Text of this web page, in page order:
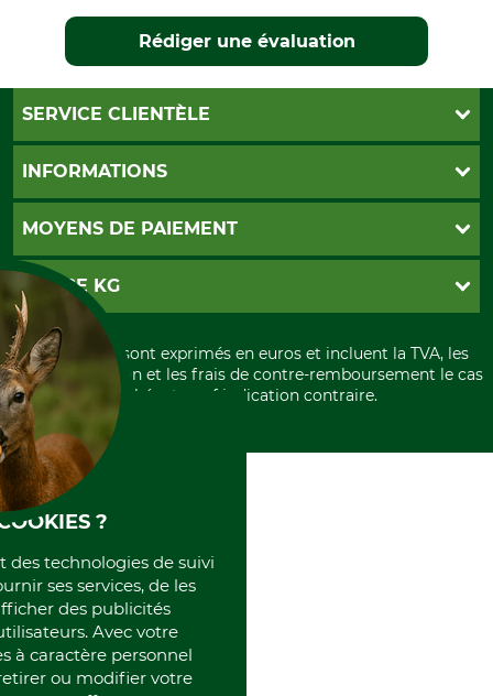
Rédiger une évaluation
SERVICE CLIENTÈLE
Foire aux questions
Paramètres des cookies
INFORMATIONS
CGV
Conditions d'annulation
Formulaire de rétraction
Politique de confidentialité
Élimination et environnement
Rétractation de votre commande
MOYENS DE PAIEMENT
PayPal
Carte de crédit
Paiement á l'avance
GRUBE KG
Histoire
International
Portrait
Qui sommes-nous
Tous les prix sont exprimés en euros et incluent la TVA, les
frais d'expédition et les frais de contre-remboursement le cas
échéant, sauf indication contraire.
?
des technologies de suivi
ses services, de les
des publicités
Avec votre
à caractère personnel
ou modifier votre